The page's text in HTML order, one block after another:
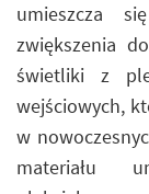
umieszcza
zwiększenia
świetliki z
wejściowych,
w
materiału